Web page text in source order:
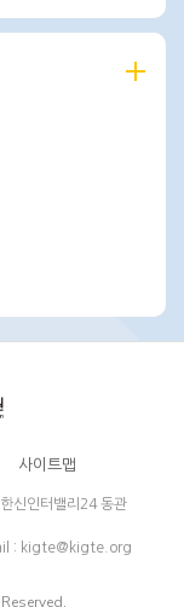
사이트맵
신인터밸리24 동관
: kigte@kigte.org